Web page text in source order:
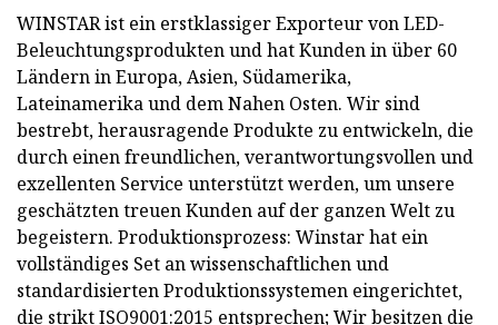
WINSTAR ist ein erstklassiger Exporteur von LED-
Beleuchtungsprodukten und hat Kunden in über 60
Ländern in Europa, Asien, Südamerika,
Lateinamerika und dem Nahen Osten. Wir sind
bestrebt, herausragende Produkte zu entwickeln, die
durch einen freundlichen, verantwortungsvollen und
exzellenten Service unterstützt werden, um unsere
geschätzten treuen Kunden auf der ganzen Welt zu
begeistern. Produktionsprozess: Winstar hat ein
vollständiges Set an wissenschaftlichen und
standardisierten Produktionssystemen eingerichtet,
die strikt ISO9001:2015 entsprechen; Wir besitzen die